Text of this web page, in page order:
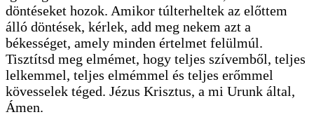
döntéseket hozok. Amikor túlterheltek az előttem
álló döntések, kérlek, add meg nekem azt a
békességet, amely minden értelmet felülmúl.
Tisztítsd meg elmémet, hogy teljes szívemből, teljes
lelkemmel, teljes elmémmel és teljes erőmmel
kövesselek téged. Jézus Krisztus, a mi Urunk által,
Ámen.